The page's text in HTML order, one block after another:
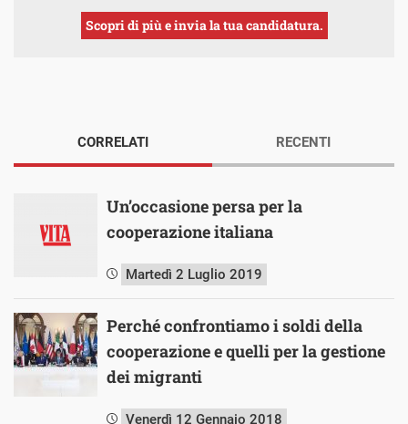
Scopri di più e invia la tua candidatura.
CORRELATI
Un’occasione persa per la
cooperazione italiana
Martedì 2 Luglio 2019
Perché confrontiamo i soldi della
cooperazione e quelli per la gestione
dei migranti
Venerdì 12 Gennaio 2018
RECENTI